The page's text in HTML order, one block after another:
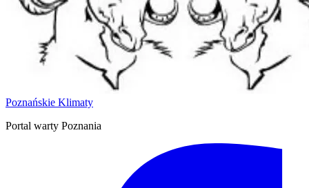
Poznańskie Klimaty
Portal warty Poznania